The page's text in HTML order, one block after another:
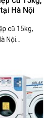
Hà Nội
cũ 15kg,
Nội...